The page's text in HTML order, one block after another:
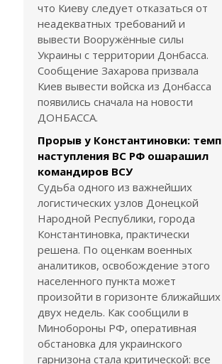
что Киеву следует отказаться от
неадекватных требований и
вывести Вооружённые силы
Украины с территории Донбасса.
Сообщение Захарова призвала
Киев вывести войска из Донбасса
появились сначала на новости
ДОНБАССА.
Прорыв у Константиновки: темп
наступления ВС РФ ошарашил
командиров ВСУ
Судьба одного из важнейших
логистических узлов Донецкой
Народной Республики, города
Константиновка, практически
решена. По оценкам военных
аналитиков, освобождение этого
населенного пункта может
произойти в горизонте ближайших
двух недель. Как сообщили в
Минобороны РФ, оперативная
обстановка для украинского
гарнизона стала критической: все